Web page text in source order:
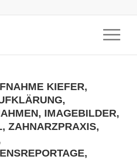
KIEFER,
IMAGEBILDER,
ZAHNARZPRAXIS,